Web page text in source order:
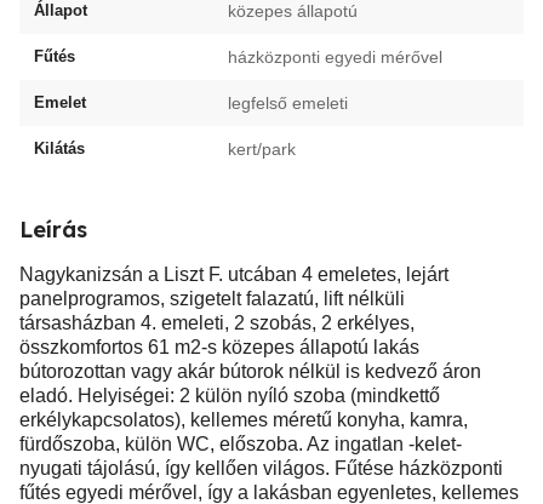
Állapot közepes állapotú
Fűtés házközponti egyedi mérővel
Emelet legfelső emeleti
Kilátás kert/park
Leírás
Nagykanizsán a Liszt F. utcában 4 emeletes, lejárt
panelprogramos, szigetelt falazatú, lift nélküli
társasházban 4. emeleti, 2 szobás, 2 erkélyes,
összkomfortos 61 m2-s közepes állapotú lakás
bútorozottan vagy akár bútorok nélkül is kedvező áron
eladó. Helyiségei: 2 külön nyíló szoba (mindkettő
erkélykapcsolatos), kellemes méretű konyha, kamra,
fürdőszoba, külön WC, előszoba. Az ingatlan -kelet-
nyugati tájolású, így kellően világos. Fűtése házközponti
fűtés egyedi mérővel, így a lakásban egyenletes, kellemes